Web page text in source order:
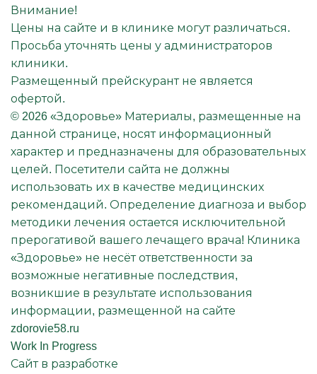
Внимание!
Цены на сайте и в клинике могут различаться.
Просьба уточнять цены у администраторов
клиники.
Размещенный прейскурант не является
офертой.
© 2026 «Здоровье» Материалы, размещенные на
данной странице, носят информационный
характер и предназначены для образовательных
целей. Посетители сайта не должны
использовать их в качестве медицинских
рекомендаций. Определение диагноза и выбор
методики лечения остается исключительной
прерогативой вашего лечащего врача! Клиника
«Здоровье» не несёт ответственности за
возможные негативные последствия,
возникшие в результате использования
информации, размещенной на сайте
zdorovie58.ru
Work In Progress
Сайт в разработке